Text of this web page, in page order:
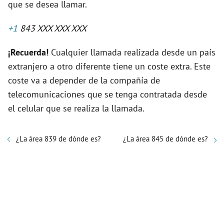
que se desea llamar.
+1 843 XXX XXX XXX
¡Recuerda! Cualquier llamada realizada desde un país
extranjero a otro diferente tiene un coste extra. Este
coste va a depender de la compañía de
telecomunicaciones que se tenga contratada desde
el celular que se realiza la llamada.
¿La área 839 de dónde es? ¿La área 845 de dónde es?